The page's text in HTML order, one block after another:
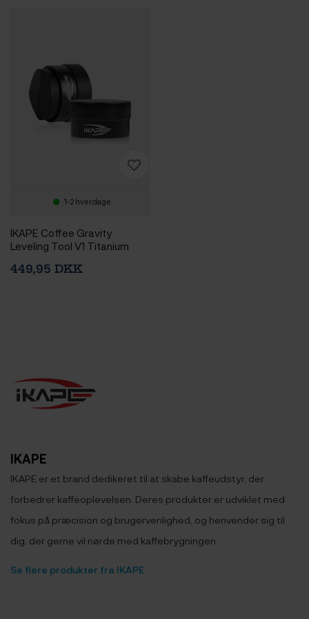
1-2 hverdage
IKAPE Coffee Gravity
Leveling Tool V1 Titanium
449,95 DKK
IKAPE
IKAPE er et brand dedikeret til at skabe kaffeudstyr, der
forbedrer kaffeoplevelsen. Deres produkter er udviklet med
fokus på præcision og brugervenlighed, og henvender sig til
dig, der gerne vil nørde med kaffebrygningen.
Se flere produkter fra IKAPE